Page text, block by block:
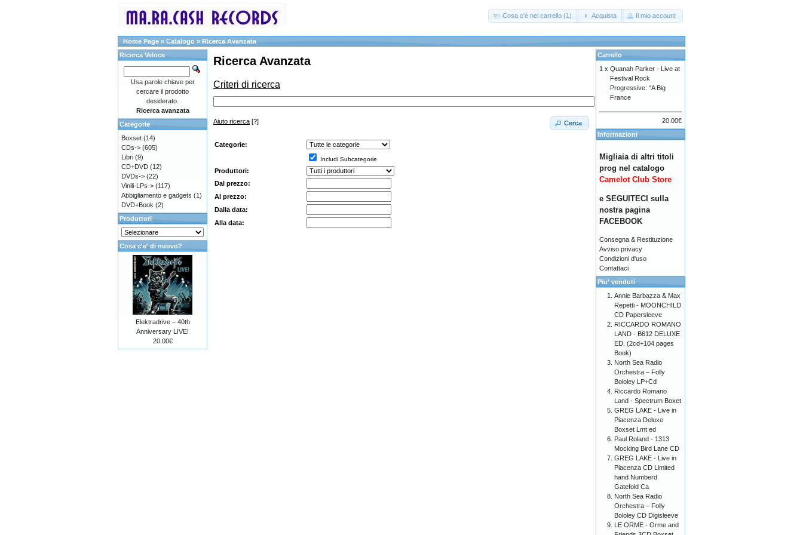
Cosa c'è nel carrello (1) Acquista Il mio account
Home Page » Catalogo » Ricerca Avanzata
Ricerca Avanzata
Criteri di ricerca
Aiuto ricerca [?] Cerca
Categorie:
Includi Subcategorie
Produttori:
Dal prezzo:
Al prezzo:
Dalla data:
Alla data:
Ricerca Veloce
Usa parole chiave per
cercare il prodotto
desiderato.
Ricerca avanzata
Categorie
Boxset (14)
CDs-> (605)
Libri (9)
CD+DVD (12)
DVDs-> (22)
Vinili-LPs-> (117)
Abbigliamento e gadgets (1)
DVD+Book (2)
Produttori
Cosa c'e' di nuovo?
Elektradrive – 40th
Anniversary LIVE!
20.00€
Carrello
1 x Quanah Parker - Live at
Festival Rock
Progressive: “A Big
France
20.00€
Informazioni
Migliaia di altri titoli
prog nel catalogo
Camelot Club Store
e SEGUITECI sulla
nostra pagina
FACEBOOK
Consegna & Restituzione
Avviso privacy
Condizioni d'uso
Contattaci
Piu' venduti
Annie Barbazza & Max
Repetti - MOONCHILD
CD Papersleeve
RICCARDO ROMANO
LAND - B612 DELUXE
ED. (2cd+104 pages
Book)
North Sea Radio
Orchestra – Folly
Bololey LP+Cd
Riccardo Romano
Land - Spectrum Boxet
GREG LAKE - Live in
Piacenza Deluxe
Boxset Lmt ed
Paul Roland - 1313
Mocking Bird Lane CD
GREG LAKE - Live in
Piacenza CD Limited
hand Numberd
Gatefold Ca
North Sea Radio
Orchestra – Folly
Bololey CD Digisleeve
LE ORME - Orme and